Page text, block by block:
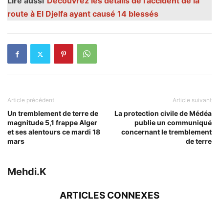
route à El Djelfa ayant causé 14 blessés
Article précédent
Un tremblement de terre de
magnitude 5,1 frappe Alger
et ses alentours ce mardi 18
mars
Article suivant
La protection civile de Médéa
publie un communiqué
concernant le tremblement
de terre
Mehdi.K
ARTICLES CONNEXES